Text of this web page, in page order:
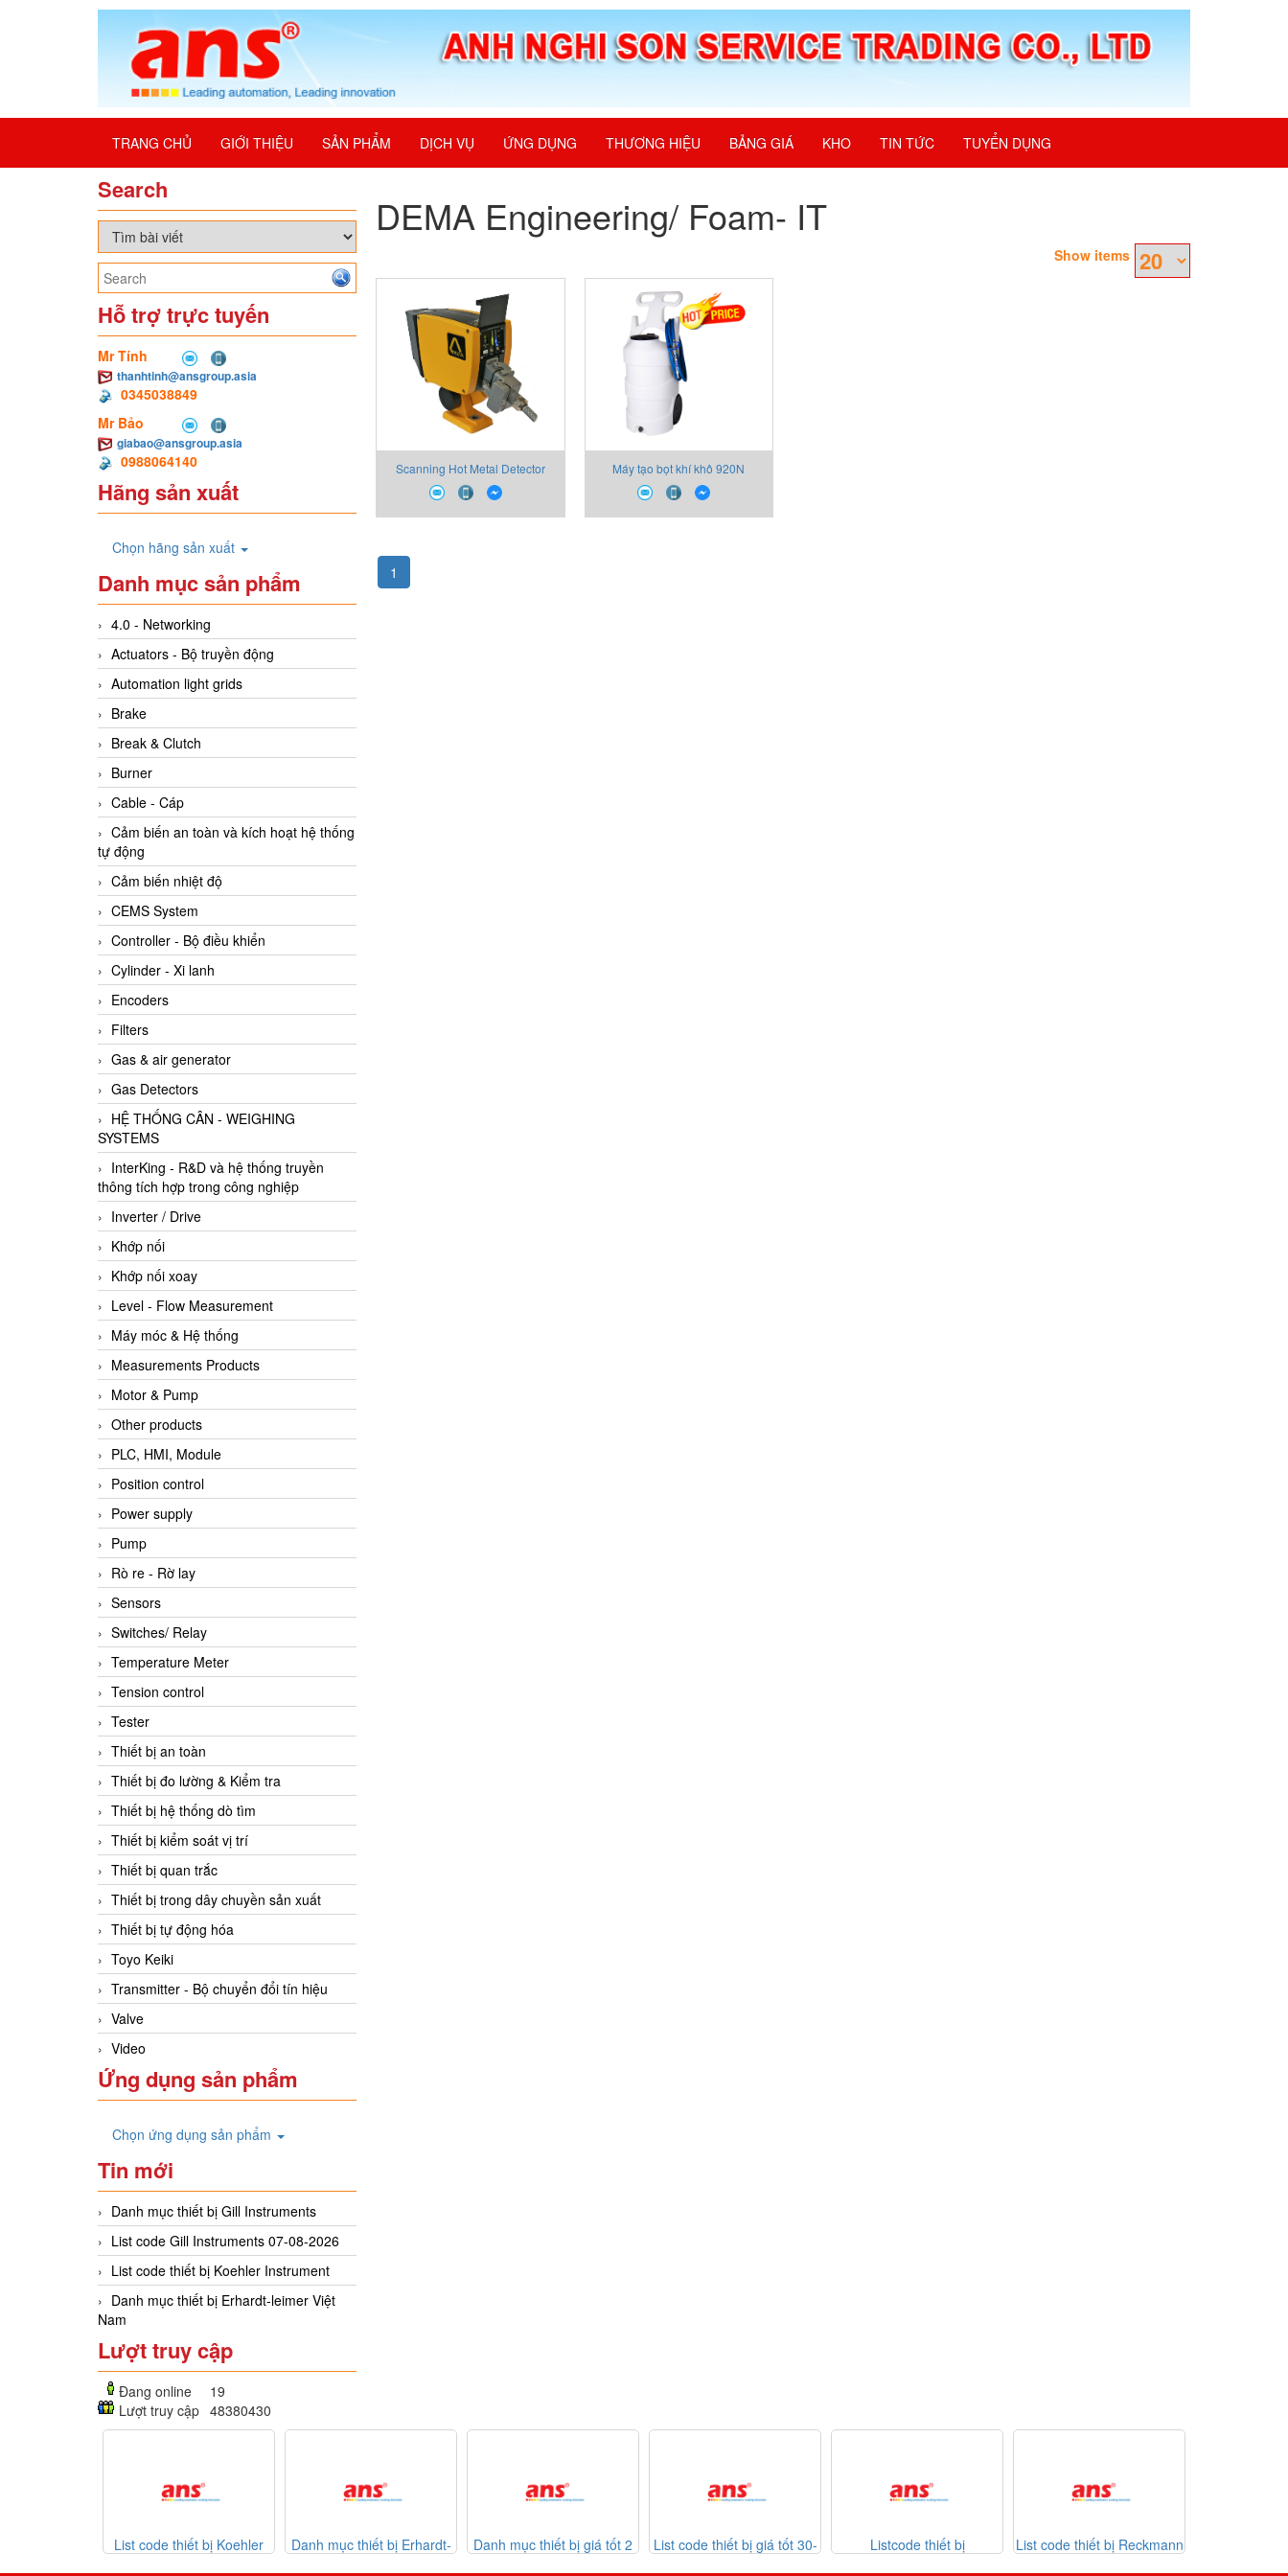
TRANG CHỦ GIỚI THIỆU SẢN PHẨM DỊCH VỤ ỨNG DỤNG THƯƠNG HIỆU BẢNG GIÁ KHO TIN TỨC TUYỂN DỤNG
Search
Hỗ trợ trực tuyến
Mr Tính
thanhtinh@ansgroup.asia
0345038849
Mr Bảo
giabao@ansgroup.asia
0988064140
Hãng sản xuất
Chọn hãng sản xuất
Danh mục sản phẩm
4.0 - Networking
Actuators - Bộ truyền động
Automation light grids
Brake
Break & Clutch
Burner
Cable - Cáp
Cảm biến an toàn và kích hoạt hệ thống
tự động
Cảm biến nhiệt độ
CEMS System
Controller - Bộ điều khiển
Cylinder - Xi lanh
Encoders
Filters
Gas & air generator
Gas Detectors
HỆ THỐNG CÂN - WEIGHING
SYSTEMS
InterKing - R&D và hệ thống truyền
thông tích hợp trong công nghiệp
Inverter / Drive
Khớp nối
Khớp nối xoay
Level - Flow Measurement
Máy móc & Hệ thống
Measurements Products
Motor & Pump
Other products
PLC, HMI, Module
Position control
Power supply
Pump
Rò re - Rờ lay
Sensors
Switches/ Relay
Temperature Meter
Tension control
Tester
Thiết bị an toàn
Thiết bị đo lường & Kiểm tra
Thiết bị hệ thống dò tìm
Thiết bị kiểm soát vị trí
Thiết bị quan trắc
Thiết bị trong dây chuyền sản xuất
Thiết bị tự động hóa
Toyo Keiki
Transmitter - Bộ chuyển đổi tín hiệu
Valve
Video
Ứng dụng sản phẩm
Chọn ứng dụng sản phẩm
Tin mới
Danh mục thiết bị Gill Instruments
List code Gill Instruments 07-08-2026
List code thiết bị Koehler Instrument
Danh mục thiết bị Erhardt-leimer Việt
Nam
Lượt truy cập
Đang online
19
Lượt truy cập 48380430
DEMA Engineering/ Foam- IT
Show items
Scanning Hot Metal Detector
with bargraph & laser line
Máy tạo bọt khí khô 920N
DEMA Engineering/ Foam- IT
1
List code thiết bị Koehler
Danh mục thiết bị Erhardt-
Danh mục thiết bị giá tốt 2
List code thiết bị giá tốt 30-
Listcode thiết bị
List code thiết bị Reckmann